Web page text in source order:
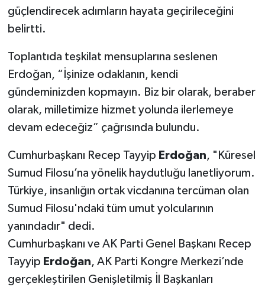
güçlendirecek adımların hayata geçirileceğini
belirtti.
Toplantıda teşkilat mensuplarına seslenen
Erdoğan, “İşinize odaklanın, kendi
gündeminizden kopmayın. Biz bir olarak, beraber
olarak, milletimize hizmet yolunda ilerlemeye
devam edeceğiz” çağrısında bulundu.
Cumhurbaşkanı Recep Tayyip Erdoğan, "Küresel
Sumud Filosu’na yönelik haydutluğu lanetliyorum.
Türkiye, insanlığın ortak vicdanına tercüman olan
Sumud Filosu'ndaki tüm umut yolcularının
yanındadır" dedi.
Cumhurbaşkanı ve AK Parti Genel Başkanı Recep
Tayyip Erdoğan, AK Parti Kongre Merkezi’nde
gerçekleştirilen Genişletilmiş İl Başkanları